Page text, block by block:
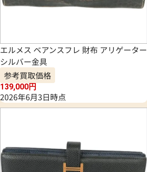
エルメス ベアンスフレ 財布 アリゲーター
シルバー金具
参考買取価格
139,000円
2026年6月3日時点